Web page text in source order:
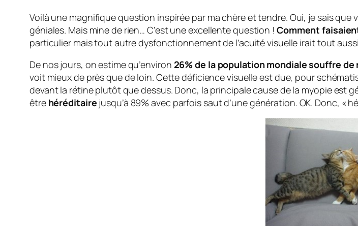
Voilà une magnifique question inspirée par ma chère et tendre. Oui, je sais
géniales. Mais mine de rien… C’est une excellente question ! Comment
particulier mais tout autre dysfonctionnement de l’acuité visuelle irait tout
De nos jours, on estime qu’environ 26% de la population mondiale souffre de
voit mieux de près que de loin. Cette déficience visuelle est due, pour
devant la rétine plutôt que dessus. Donc, la principale cause de la myopie est
être héréditaire jusqu’à 89% avec parfois saut d’une génération. OK. Donc, «